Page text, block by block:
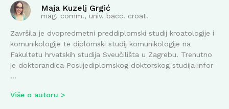
Maja Kuzelj Grgić
mag. comm., univ. bacc. croat.
Završila je dvopredmetni preddiplomski studij kroatologije i
komunikologije te diplomski studij komunikologije na
Fakultetu hrvatskih studija Sveučilišta u Zagrebu. Trenutno
je doktorandica Poslijediplomskog doktorskog studija infor
...
Više o autoru